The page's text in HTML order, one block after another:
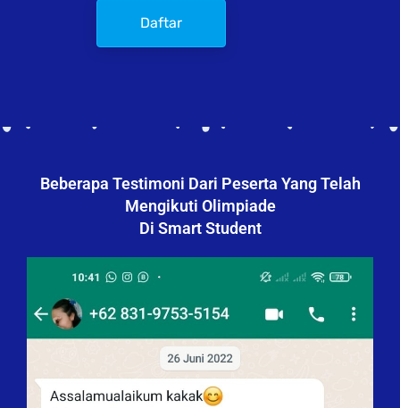
Daftar
Beberapa Testimoni Dari Peserta Yang Telah
Mengikuti Olimpiade
Di Smart Student